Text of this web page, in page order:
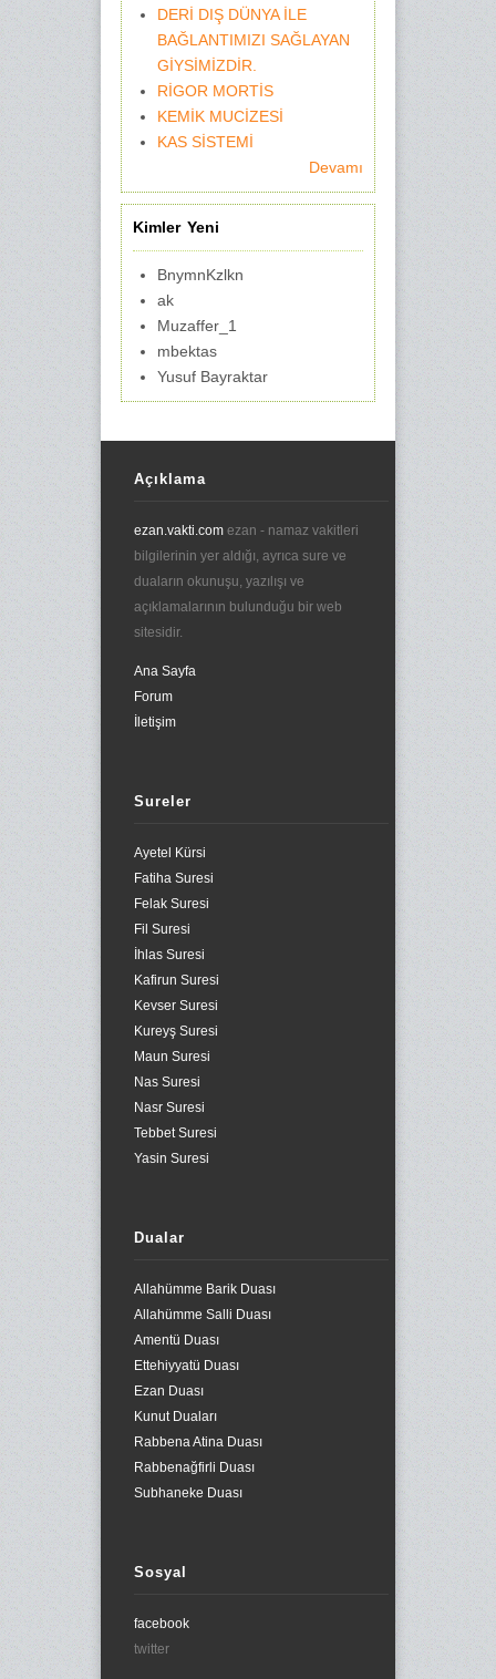
DERİ DIŞ DÜNYA İLE
BAĞLANTIMIZI SAĞLAYAN
GİYSİMİZDİR.
RİGOR MORTİS
KEMİK MUCİZESİ
KAS SİSTEMİ
Devamı
Kimler Yeni
BnymnKzlkn
ak
Muzaffer_1
mbektas
Yusuf Bayraktar
Açıklama
ezan.vakti.com ezan - namaz vakitleri
bilgilerinin yer aldığı, ayrıca sure ve
duaların okunuşu, yazılışı ve
açıklamalarının bulunduğu bir web
sitesidir.
Ana Sayfa
Forum
İletişim
Sureler
Ayetel Kürsi
Fatiha Suresi
Felak Suresi
Fil Suresi
İhlas Suresi
Kafirun Suresi
Kevser Suresi
Kureyş Suresi
Maun Suresi
Nas Suresi
Nasr Suresi
Tebbet Suresi
Yasin Suresi
Dualar
Allahümme Barik Duası
Allahümme Salli Duası
Amentü Duası
Ettehiyyatü Duası
Ezan Duası
Kunut Duaları
Rabbena Atina Duası
Rabbenağfirli Duası
Subhaneke Duası
Sosyal
facebook
twitter